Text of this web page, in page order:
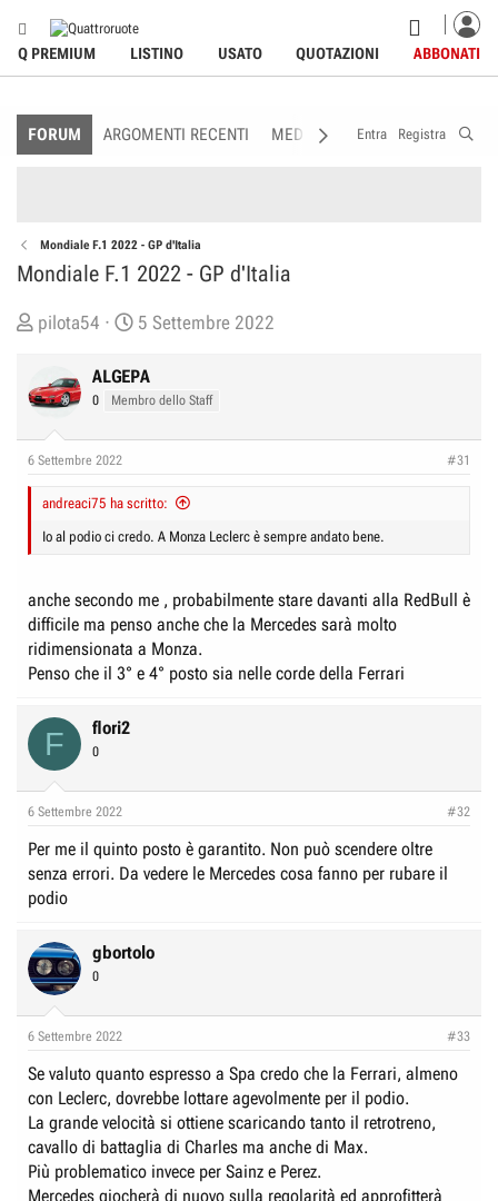
Q PREMIUM LISTINO USATO QUOTAZIONI ABBONATI
FORUM ARGOMENTI RECENTI MEDIA MEMBRI
Entra Registra
Mondiale F.1 2022 - GP d'Italia
Mondiale F.1 2022 - GP d'Italia
C
a
o
e
D
c
u
s
i
n
e
pilota54
D
t
a
n
i
o
5 Settembre 2022
ALGEPA
0 Membro dello Staff
6 Settembre 2022 #31
andreaci75 ha scritto:
Io al podio ci credo. A Monza Leclerc è sempre andato bene.
anche secondo me , probabilmente stare davanti alla RedBull è
difficile ma penso anche che la Mercedes sarà molto
ridimensionata a Monza.
Penso che il 3° e 4° posto sia nelle corde della Ferrari
F flori2
0
6 Settembre 2022 #32
Per me il quinto posto è garantito. Non può scendere oltre
senza errori. Da vedere le Mercedes cosa fanno per rubare il
podio
gbortolo
0
6 Settembre 2022 #33
Se valuto quanto espresso a Spa credo che la Ferrari, almeno
con Leclerc, dovrebbe lottare agevolmente per il podio.
La grande velocità si ottiene scaricando tanto il retrotreno,
cavallo di battaglia di Charles ma anche di Max.
Più problematico invece per Sainz e Perez.
Mercedes giocherà di nuovo sulla regolarità ed approfitterà